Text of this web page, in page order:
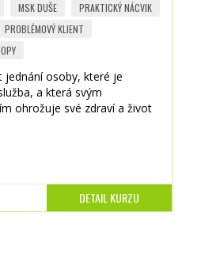
MSK DUŠE
PRAKTICKÝ NÁCVIK
PROBLÉMOVÝ KLIENT
jednání osoby, které je
a která svým
ohrožuje své zdraví a život
DETAIL KURZU